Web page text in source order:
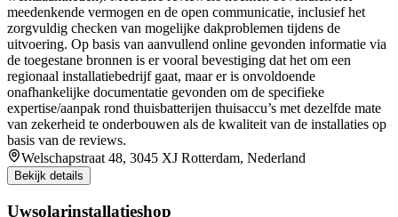
meedenkende vermogen en de open communicatie, inclusief het
zorgvuldig checken van mogelijke dakproblemen tijdens de
uitvoering. Op basis van aanvullend online gevonden informatie via
de toegestane bronnen is er vooral bevestiging dat het om een
regionaal installatiebedrijf gaat, maar er is onvoldoende
onafhankelijke documentatie gevonden om de specifieke
expertise/aanpak rond thuisbatterijen thuisaccu’s met dezelfde mate
van zekerheid te onderbouwen als de kwaliteit van de installaties op
basis van de reviews.
Welschapstraat 48, 3045 XJ Rotterdam, Nederland
Bekijk details
Uwsolarinstallatieshop